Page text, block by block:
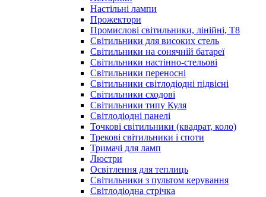
Настільні лампи
Прожектори
Промислові світильники, лінійні, Т8
Світильники для високих стель
Світильники на сонячній батареї
Світильники настінно-стельові
Світильники переносні
Світильники світлодіодні підвісні
Світильники сходові
Світильники типу Куля
Світлодіодні панелі
Точкові світильники (квадрат, коло)
Трекові світильники і споти
Тримачі для ламп
Люстри
Освітлення для теплиць
Світильники з пультом керування
Світлодіодна стрічка